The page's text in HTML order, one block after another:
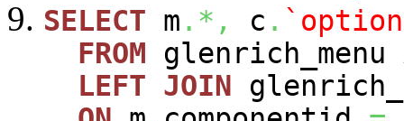
SELECT m .*, c .
FROM glenrich_menu
LEFT JOIN